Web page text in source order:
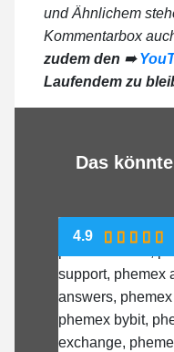
und Ähnlichem
Kommentarbox
zudem den ➠
Laufendem zu
Das
4.9